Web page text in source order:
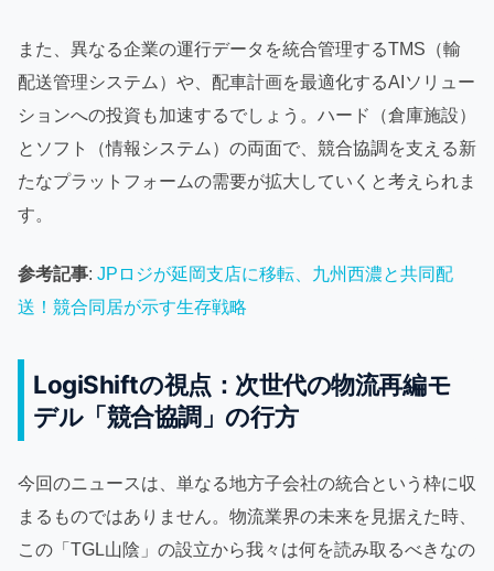
また、異なる企業の運行データを統合管理するTMS（輸
配送管理システム）や、配車計画を最適化するAIソリュー
ションへの投資も加速するでしょう。ハード（倉庫施設）
とソフト（情報システム）の両面で、競合協調を支える新
たなプラットフォームの需要が拡大していくと考えられま
す。
参考記事: JPロジが延岡支店に移転、九州西濃と共同配
送！競合同居が示す生存戦略
LogiShiftの視点：次世代の物流再編モ
デル「競合協調」の行方
今回のニュースは、単なる地方子会社の統合という枠に収
まるものではありません。物流業界の未来を見据えた時、
この「TGL山陰」の設立から我々は何を読み取るべきなの